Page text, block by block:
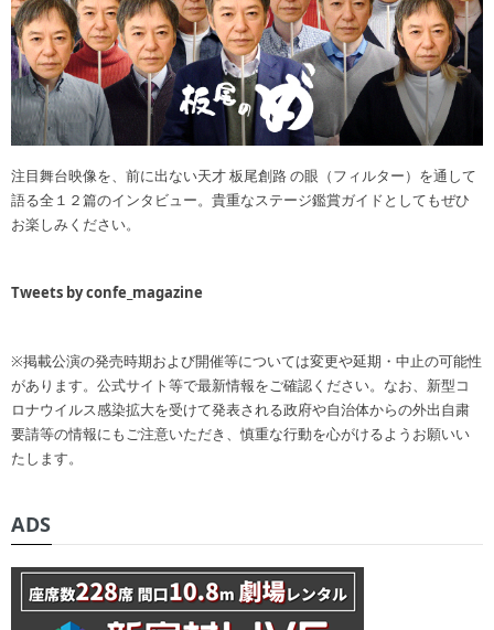
注目舞台映像を、前に出ない天才 板尾創路 の眼（フィルター）を通して
語る全１２篇のインタビュー。貴重なステージ鑑賞ガイドとしてもぜひ
お楽しみください。
Tweets by confe_magazine
※掲載公演の発売時期および開催等については変更や延期・中止の可能性
があります。公式サイト等で最新情報をご確認ください。なお、新型コ
ロナウイルス感染拡大を受けて発表される政府や自治体からの外出自粛
要請等の情報にもご注意いただき、慎重な行動を心がけるようお願いい
たします。
ADS